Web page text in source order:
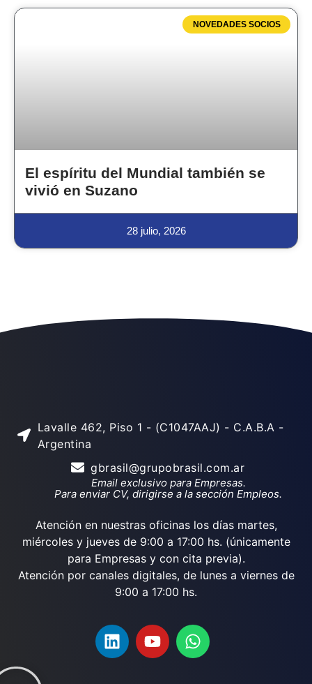
NOVEDADES SOCIOS
El espíritu del Mundial también se
vivió en Suzano
28 julio, 2026
Lavalle 462, Piso 1 - (C1047AAJ) - C.A.B.A -
Argentina
gbrasil@grupobrasil.com.ar
Email exclusivo para Empresas.
Para enviar CV, dirigirse a la sección Empleos.
Atención en nuestras oficinas los días martes,
miércoles y jueves de 9:00 a 17:00 hs. (únicamente
para Empresas y con cita previa).
Atención por canales digitales, de lunes a viernes de
9:00 a 17:00 hs.